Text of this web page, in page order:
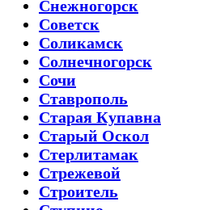
Снежногорск
Советск
Соликамск
Солнечногорск
Сочи
Ставрополь
Старая Купавна
Старый Оскол
Стерлитамак
Стрежевой
Строитель